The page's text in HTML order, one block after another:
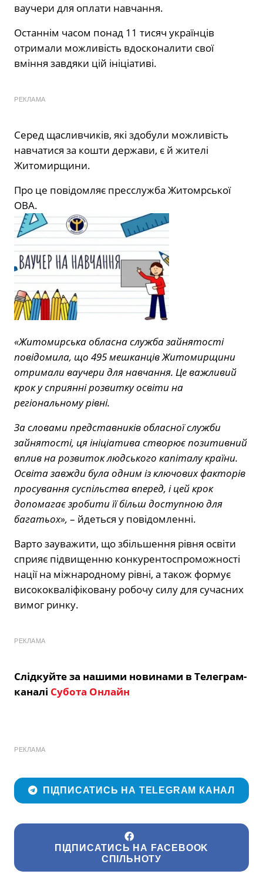
ваучери для оплати навчання.
Останнім часом понад 11 тисяч українців
отримали можливість вдосконалити свої
вміння завдяки цій ініціативі.
РЕКЛАМА
Серед щасливчиків, які здобули можливість
навчатися за кошти держави, є й жителі
Житомирщини.
Про це повідомляє пресслужба Житомрської
ОВА.
«Житомирська обласна служба зайнятості
повідомила, що 495 мешканців Житомирщини
отримали ваучери для навчання. Це важливий
крок у сприянні розвитку освіти на
регіональному рівні.
За словами представників обласної служби
зайнятості, ця ініціатива створює позитивний
вплив на розвиток людського капіталу країни.
Освіта завжди була одним із ключових факторів
просування суспільства вперед, і цей крок
допомагає зробити її більш доступною для
багатьох», – йдеться у повідомленні.
Варто зауважити, що збільшення рівня освіти
сприяє підвищенню конкурентоспроможності
нації на міжнародному рівні, а також формує
висококваліфіковану робочу силу для сучасних
вимог ринку.
РЕКЛАМА
Слідкуйте за нашими новинами в Телеграм-
каналі Субота Онлайн
РЕКЛАМА
ПІДПИСАТИСЬ НА TELEGRAM КАНАЛ
ПІДПИСАТИСЬ НА FACEBOOK
СПІЛЬНОТУ